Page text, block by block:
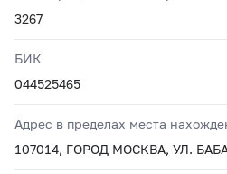
3267
БИК
044525465
Адрес в пределах места
107014, ГОРОД МОСКВА, УЛ.